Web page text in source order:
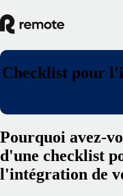
Checklist pour
Pourquoi avez-
d'une checklist
l'intégration de